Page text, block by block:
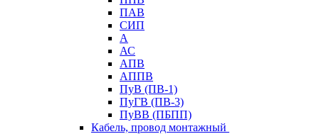
ПАВ
СИП
А
АС
АПВ
АППВ
ПуВ (ПВ-1)
ПуГВ (ПВ-3)
ПуВВ (ПБПП)
Кабель, провод монтажный